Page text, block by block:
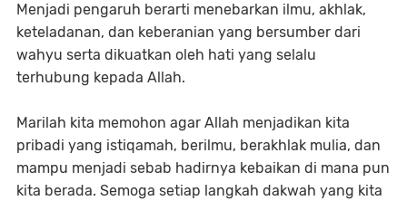
Menjadi pengaruh berarti menebarkan ilmu, akhlak,
keteladanan, dan keberanian yang bersumber dari
wahyu serta dikuatkan oleh hati yang selalu
terhubung kepada Allah.
Marilah kita memohon agar Allah menjadikan kita
pribadi yang istiqamah, berilmu, berakhlak mulia, dan
mampu menjadi sebab hadirnya kebaikan di mana pun
kita berada. Semoga setiap langkah dakwah yang kita